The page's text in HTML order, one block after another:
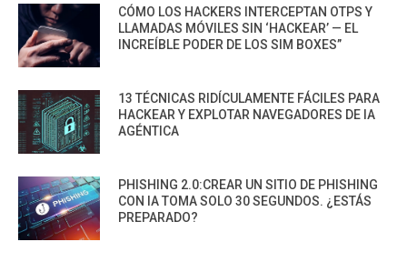
CÓMO LOS HACKERS INTERCEPTAN OTPS Y
LLAMADAS MÓVILES SIN ‘HACKEAR’ — EL
INCREÍBLE PODER DE LOS SIM BOXES”
13 TÉCNICAS RIDÍCULAMENTE FÁCILES PARA
HACKEAR Y EXPLOTAR NAVEGADORES DE IA
AGÉNTICA
PHISHING 2.0:CREAR UN SITIO DE PHISHING
CON IA TOMA SOLO 30 SEGUNDOS. ¿ESTÁS
PREPARADO?